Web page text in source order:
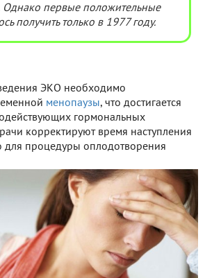
Однако первые положительные
получить только в 1977 году.
ЭКО необходимо
менопаузы, что достигается
гормональных
корректируют время наступления
для процедуры оплодотворения